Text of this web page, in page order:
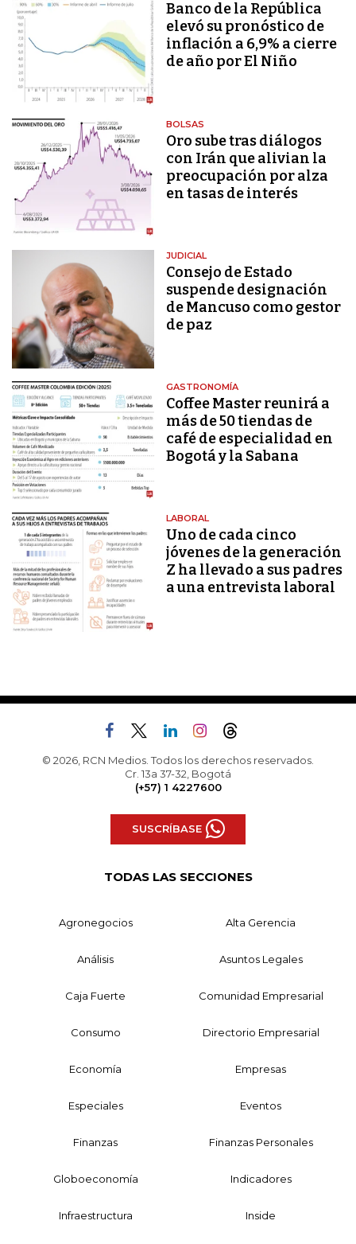
Banco de la República
elevó su pronóstico de
inflación a 6,9% a cierre
de año por El Niño
BOLSAS
Oro sube tras diálogos
con Irán que alivian la
preocupación por alza
en tasas de interés
JUDICIAL
Consejo de Estado
suspende designación
de Mancuso como gestor
de paz
GASTRONOMÍA
Coffee Master reunirá a
más de 50 tiendas de
café de especialidad en
Bogotá y la Sabana
LABORAL
Uno de cada cinco
jóvenes de la generación
Z ha llevado a sus padres
a una entrevista laboral
© 2026, RCN Medios. Todos los derechos reservados.
Cr. 13a 37-32, Bogotá
(+57) 1 4227600
SUSCRÍBASE
TODAS LAS SECCIONES
Agronegocios Alta Gerencia
Análisis Asuntos Legales
Caja Fuerte Comunidad Empresarial
Consumo Directorio Empresarial
Economía Empresas
Especiales Eventos
Finanzas Finanzas Personales
Globoeconomía Indicadores
Infraestructura Inside